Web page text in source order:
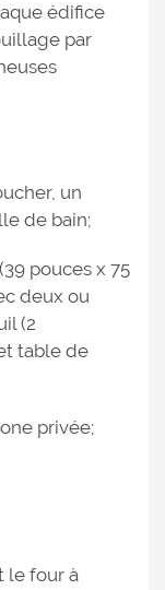
édifice
par
un
de bain;
pouces x 75
deux ou
(2
table de
privée;
le four à